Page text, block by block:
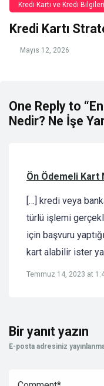
Kredi Kartı ve Kredi Bilgileri
Kredi Kartı
Mayıs 12, 2026
One Reply to
Nedir? Ne İşe
Ön Ödemeli Kart
[…] kredi veya
türlü işlemi
için başvuru
kart alabilir ister
Temmuz 14, 2023 at
Bir yanıt yazın
E-posta adresiniz